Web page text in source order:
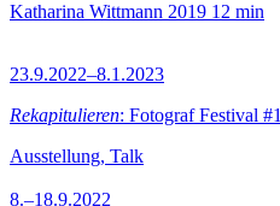
Katharina Wittmann 2019 12 min
23.9.2022–8.1.2023
Rekapitulieren: Fotograf Festival
Ausstellung, Talk
8.–18.9.2022